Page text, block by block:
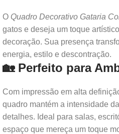
O Quadro Decorativo Gataria
gatos e deseja um toque
decoração. Sua presença
energia, estilo e descontração.
🏡 Perfeito para
Com impressão em alta
quadro mantém a intensidade
detalhes. Ideal para salas,
espaço que mereça um toque